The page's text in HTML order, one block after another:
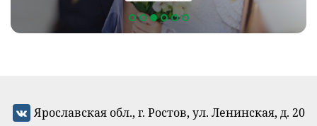
Ярославская обл., г. Ростов, ул. Ленинская, д. 20